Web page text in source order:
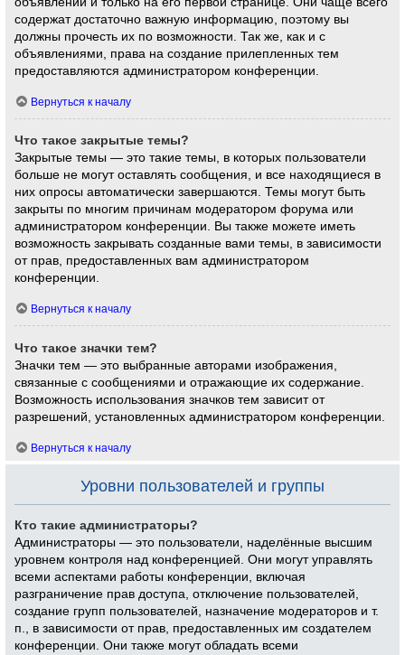
содержат достаточно важную информацию, поэтому вы
должны прочесть их по возможности. Так же, как и с
объявлениями, права на создание прилепленных тем
предоставляются администратором конференции.
Вернуться к началу
Что такое закрытые темы?
Закрытые темы — это такие темы, в которых пользователи
больше не могут оставлять сообщения, и все находящиеся в
них опросы автоматически завершаются. Темы могут быть
закрыты по многим причинам модератором форума или
администратором конференции. Вы также можете иметь
возможность закрывать созданные вами темы, в зависимости
от прав, предоставленных вам администратором
конференции.
Вернуться к началу
Что такое значки тем?
Значки тем — это выбранные авторами изображения,
связанные с сообщениями и отражающие их содержание.
Возможность использования значков тем зависит от
разрешений, установленных администратором конференции.
Вернуться к началу
Уровни пользователей и группы
Кто такие администраторы?
Администраторы — это пользователи, наделённые высшим
уровнем контроля над конференцией. Они могут управлять
всеми аспектами работы конференции, включая
разграничение прав доступа, отключение пользователей,
создание групп пользователей, назначение модераторов и т.
п., в зависимости от прав, предоставленных им создателем
конференции. Они также могут обладать всеми